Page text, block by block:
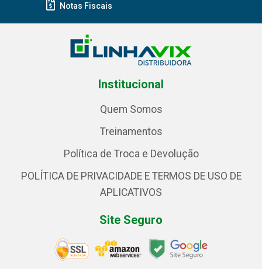
Notas Fiscais
Institucional
Quem Somos
Treinamentos
Política de Troca e Devolução
POLÍTICA DE PRIVACIDADE E TERMOS DE USO DE
APLICATIVOS
Site Seguro